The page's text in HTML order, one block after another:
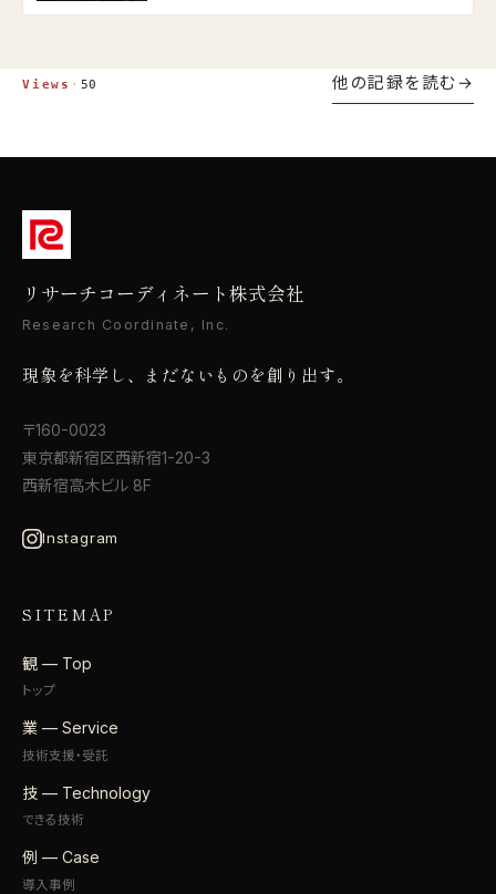
Views · 50 他の記録を読む
リサーチコーディネート株式会社
Research Coordinate, Inc.
現象を科学し、まだないものを創り出す。
〒160-0023
東京都新宿区西新宿1-20-3
西新宿高木ビル 8F
Instagram
SITEMAP
観 — Top
トップ
業 — Service
技術支援・受託
技 — Technology
できる技術
例 — Case
導入事例